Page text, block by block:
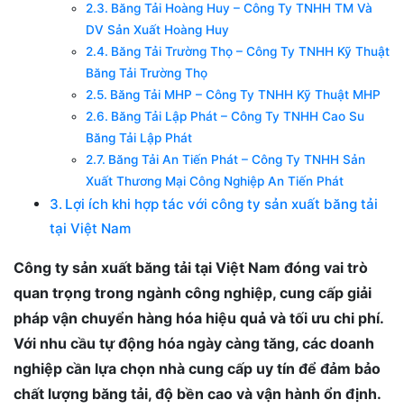
Băng Tải Hoàng Huy – Công Ty TNHH TM Và
DV Sản Xuất Hoàng Huy
Băng Tải Trường Thọ – Công Ty TNHH Kỹ Thuật
Băng Tải Trường Thọ
Băng Tải MHP – Công Ty TNHH Kỹ Thuật MHP
Băng Tải Lập Phát – Công Ty TNHH Cao Su
Băng Tải Lập Phát
Băng Tải An Tiến Phát – Công Ty TNHH Sản
Xuất Thương Mại Công Nghiệp An Tiến Phát
Lợi ích khi hợp tác với công ty sản xuất băng tải
tại Việt Nam
Công ty sản xuất băng tải tại Việt Nam đóng vai trò
quan trọng trong ngành công nghiệp, cung cấp giải
pháp vận chuyển hàng hóa hiệu quả và tối ưu chi phí.
Với nhu cầu tự động hóa ngày càng tăng, các doanh
nghiệp cần lựa chọn nhà cung cấp uy tín để đảm bảo
chất lượng băng tải, độ bền cao và vận hành ổn định.